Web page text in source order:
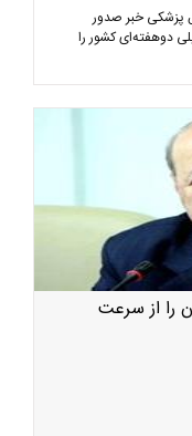
پزشکی خبر صدور
دوهفته‌ای کشور را
را از سرعت